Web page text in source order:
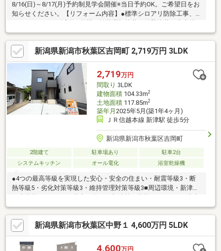
8/16(日)～8/17(月)予約制見学会開催※当日予約OK。ご希望日をお
知らせください。【リフォーム内容】●標準シロアリ防除工事、
クリーニング、鍵交換●外構・外装屋根塗装、外壁塗装、庭木伐
採●水回りシステムキッチン交換、ユニットバス交換、トイレ交
換、洗面化粧台交換●内装床材上張り、シューズボックス交換、
クロス張替え、畳表替え、障子・襖張替え●その他設備給湯器交
換、インターホン設置、火災警報器設置、照明器具交換【おすす
めポイント】・本物件は条件により住宅ローン減税が適用されま
新潟県新潟市秋葉区吉岡町 2,719万円 3LDK
2,719万円
間取り 3LDK
建物面積104.33m2
土地面積117.85m2
築年月 2025年5月(築1年4ヶ月)
ＪＲ信越本線 新津駅 徒歩5分
新潟県新潟市秋葉区吉岡町
2階建て 駐車場あり
駐車2台
システムキッチン
オール電化 浴室乾燥機
●4つの最高等級を実現した安心・安全の住まい・耐震等級3・断
熱等級5・劣化対策等級3・維持管理対策等級3■周辺環境・新津第
10分）・JR信越本線『新津駅』まで1200m（徒歩15分）◆見どこ
ろポイント・オール電化で日々の光熱費も節約！・照明器具、外
構工事、食洗器、カーテンレール、宅配BOX、エアコン2台等揃っ
ています・独自の全館空調システムで年中快適！・省令準耐火構
造で火災保険もお安くなります
新潟県新潟市秋葉区中野１ 4,600万円 5LDK
4,600万円